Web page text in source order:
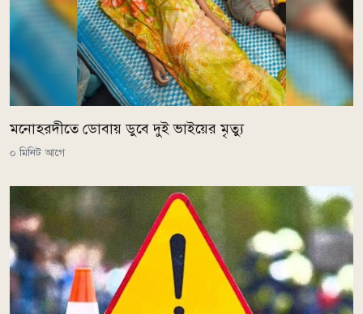
মনোহরদীতে ডোবায় ডুবে দুই ভাইয়ের মৃত্যু
০ মিনিট আগে